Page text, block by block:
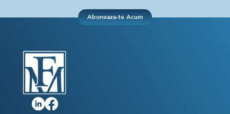
Aboneaza-te Acum